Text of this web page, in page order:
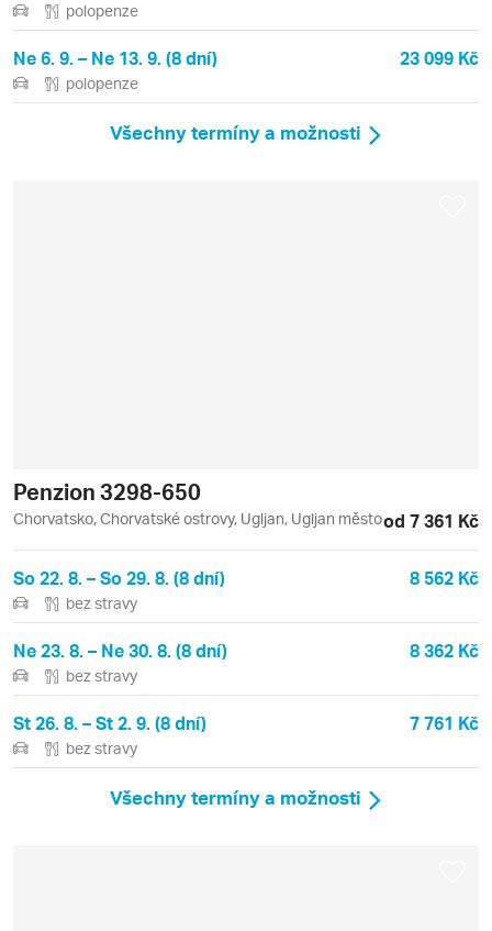
polopenze
Ne 6. 9. – Ne 13. 9. (8 dní) 23 099 Kč
polopenze
Všechny termíny a možnosti
Penzion 3298-650
Chorvatsko, Chorvatské ostrovy, Ugljan, Ugljan městood 7 361 Kč
So 22. 8. – So 29. 8. (8 dní) 8 562 Kč
bez stravy
Ne 23. 8. – Ne 30. 8. (8 dní) 8 362 Kč
bez stravy
St 26. 8. – St 2. 9. (8 dní) 7 761 Kč
bez stravy
Všechny termíny a možnosti